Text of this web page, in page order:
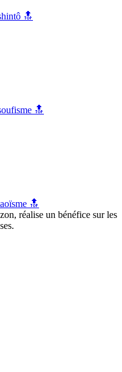
🔝
🔝
🔝
réalise un bénéfice sur les